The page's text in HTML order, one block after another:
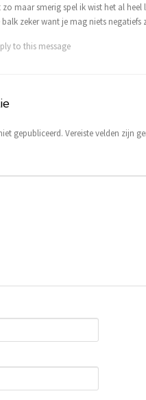
zo maar smerig spel ik wist het al
zeker want je mag niets
to this message
gepubliceerd. Vereiste velden zijn